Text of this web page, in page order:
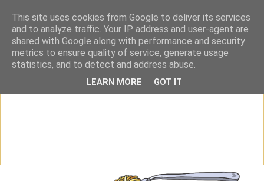
This site uses cookies from Google to deliver its services
and to analyze traffic. Your IP address and user-agent are
shared with Google along with performance and security
metrics to ensure quality of service, generate usage
statistics, and to detect and address abuse.
LEARN MORE GOT IT